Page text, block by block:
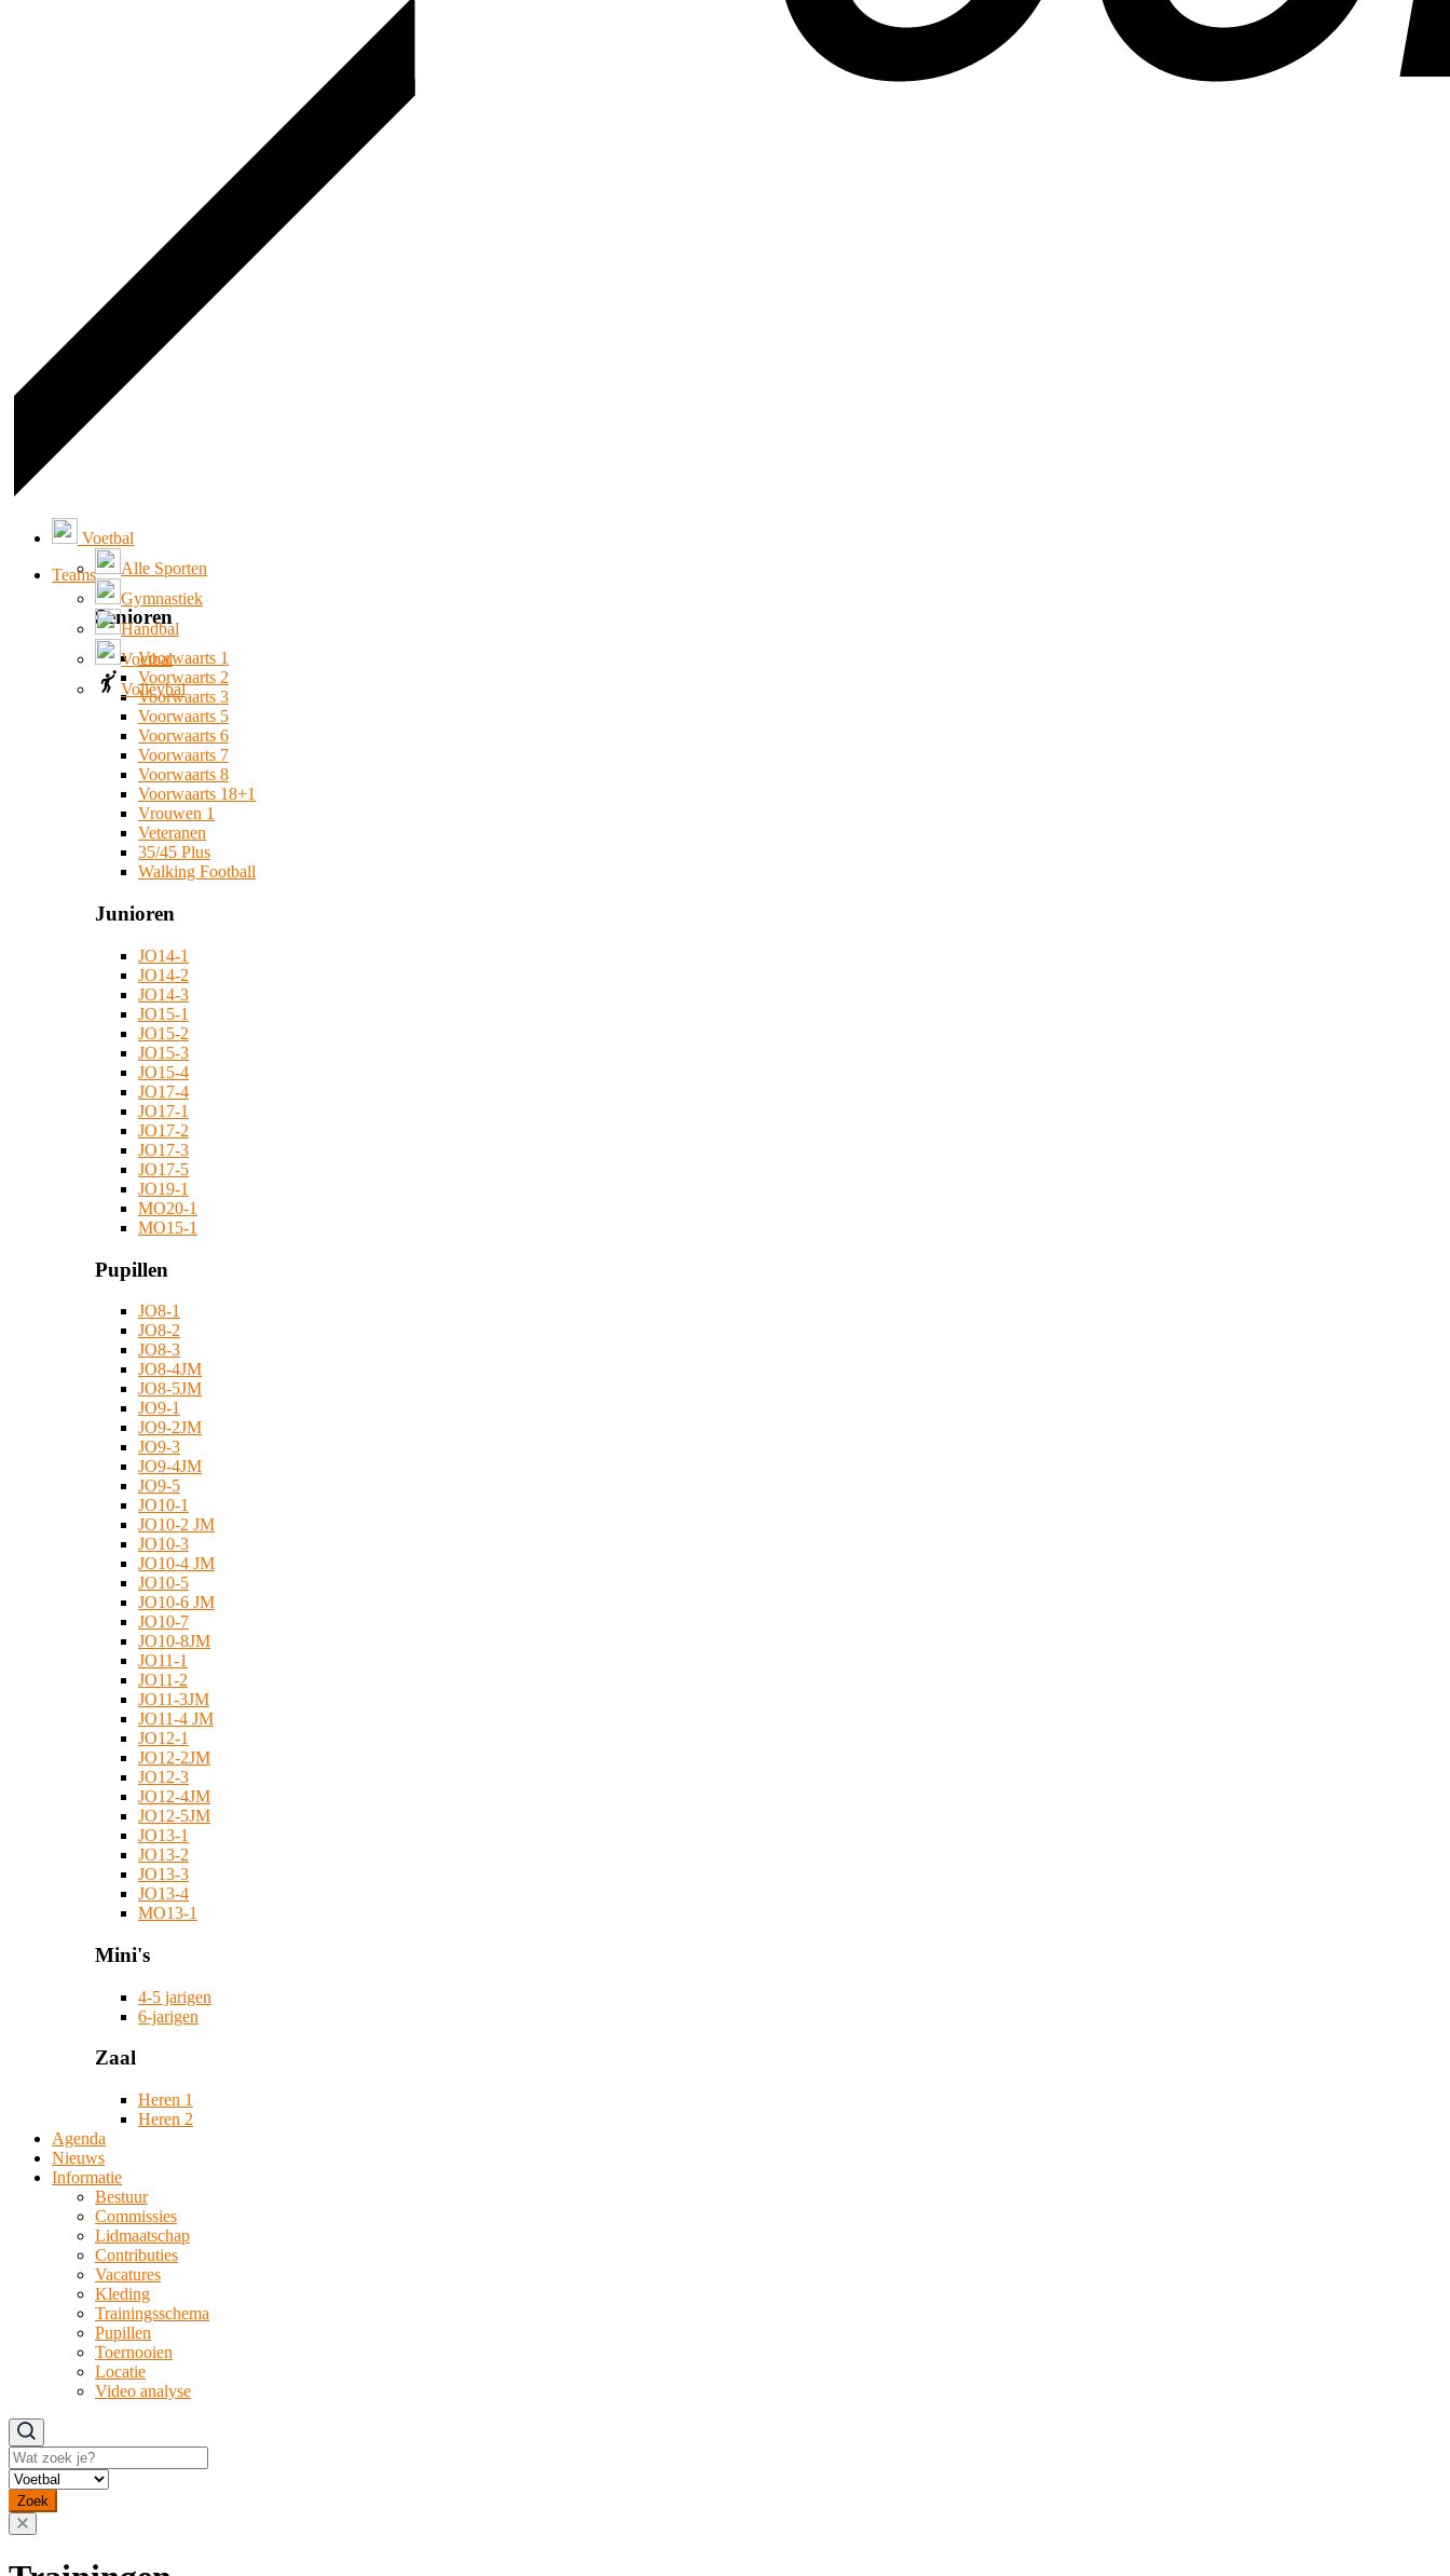
Voetbal
Alle Sporten
Gymnastiek
Handbal
Voetbal
Volleybal
Teams
Senioren
Voorwaarts 1
Voorwaarts 2
Voorwaarts 3
Voorwaarts 5
Voorwaarts 6
Voorwaarts 7
Voorwaarts 8
Voorwaarts 18+1
Vrouwen 1
Veteranen
35/45 Plus
Walking Football
Junioren
JO14-1
JO14-2
JO14-3
JO15-1
JO15-2
JO15-3
JO15-4
JO17-4
JO17-1
JO17-2
JO17-3
JO17-5
JO19-1
MO20-1
MO15-1
Pupillen
JO8-1
JO8-2
JO8-3
JO8-4JM
JO8-5JM
JO9-1
JO9-2JM
JO9-3
JO9-4JM
JO9-5
JO10-1
JO10-2 JM
JO10-3
JO10-4 JM
JO10-5
JO10-6 JM
JO10-7
JO10-8JM
JO11-1
JO11-2
JO11-3JM
JO11-4 JM
JO12-1
JO12-2JM
JO12-3
JO12-4JM
JO12-5JM
JO13-1
JO13-2
JO13-3
JO13-4
MO13-1
Mini's
4-5 jarigen
6-jarigen
Zaal
Heren 1
Heren 2
Agenda
Nieuws
Informatie
Bestuur
Commissies
Lidmaatschap
Contributies
Vacatures
Kleding
Trainingsschema
Pupillen
Toernooien
Locatie
Video analyse
Zoeken
Zoek